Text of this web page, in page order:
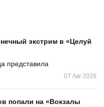
экстрим в «Целуй
представила
07 Авг 2026
попали на «Вокзалы